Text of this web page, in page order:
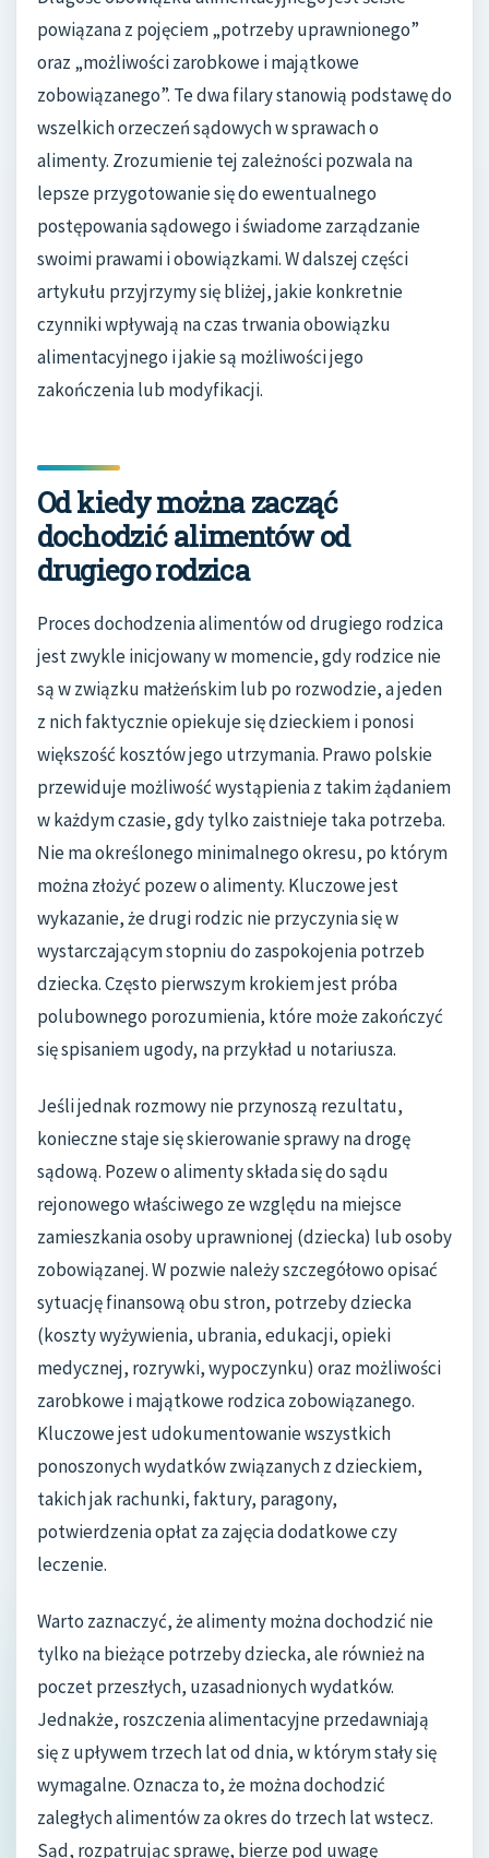
powiązana z pojęciem „potrzeby uprawnionego”
oraz „możliwości zarobkowe i majątkowe
zobowiązanego”. Te dwa filary stanowią podstawę do
wszelkich orzeczeń sądowych w sprawach o
alimenty. Zrozumienie tej zależności pozwala na
lepsze przygotowanie się do ewentualnego
postępowania sądowego i świadome zarządzanie
swoimi prawami i obowiązkami. W dalszej części
artykułu przyjrzymy się bliżej, jakie konkretnie
czynniki wpływają na czas trwania obowiązku
alimentacyjnego i jakie są możliwości jego
zakończenia lub modyfikacji.
Od kiedy można zacząć
dochodzić alimentów od
drugiego rodzica
Proces dochodzenia alimentów od drugiego rodzica
jest zwykle inicjowany w momencie, gdy rodzice nie
są w związku małżeńskim lub po rozwodzie, a jeden
z nich faktycznie opiekuje się dzieckiem i ponosi
większość kosztów jego utrzymania. Prawo polskie
przewiduje możliwość wystąpienia z takim żądaniem
w każdym czasie, gdy tylko zaistnieje taka potrzeba.
Nie ma określonego minimalnego okresu, po którym
można złożyć pozew o alimenty. Kluczowe jest
wykazanie, że drugi rodzic nie przyczynia się w
wystarczającym stopniu do zaspokojenia potrzeb
dziecka. Często pierwszym krokiem jest próba
polubownego porozumienia, które może zakończyć
się spisaniem ugody, na przykład u notariusza.
Jeśli jednak rozmowy nie przynoszą rezultatu,
konieczne staje się skierowanie sprawy na drogę
sądową. Pozew o alimenty składa się do sądu
rejonowego właściwego ze względu na miejsce
zamieszkania osoby uprawnionej (dziecka) lub osoby
zobowiązanej. W pozwie należy szczegółowo opisać
sytuację finansową obu stron, potrzeby dziecka
(koszty wyżywienia, ubrania, edukacji, opieki
medycznej, rozrywki, wypoczynku) oraz możliwości
zarobkowe i majątkowe rodzica zobowiązanego.
Kluczowe jest udokumentowanie wszystkich
ponoszonych wydatków związanych z dzieckiem,
takich jak rachunki, faktury, paragony,
potwierdzenia opłat za zajęcia dodatkowe czy
leczenie.
Warto zaznaczyć, że alimenty można dochodzić nie
tylko na bieżące potrzeby dziecka, ale również na
poczet przeszłych, uzasadnionych wydatków.
Jednakże, roszczenia alimentacyjne przedawniają
się z upływem trzech lat od dnia, w którym stały się
wymagalne. Oznacza to, że można dochodzić
zaległych alimentów za okres do trzech lat wstecz.
Sąd, rozpatrując sprawę, bierze pod uwagę